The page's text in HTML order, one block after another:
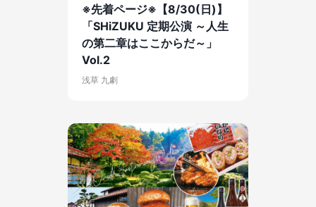
※先着ページ※【8/30(日)】
「SHiZUKU 定期公演 ～人生
の第二章はここからだ～」
Vol.2
浅草 九劇